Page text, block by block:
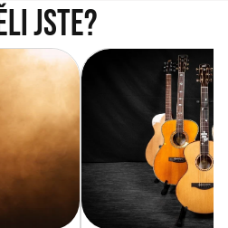
jste?
Music
Jak vybrat